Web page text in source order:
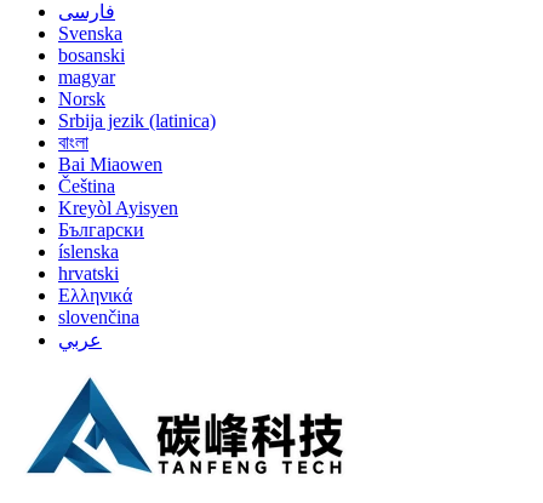
فارسی
Svenska
bosanski
magyar
Norsk
Srbija jezik (latinica)
বাংলা
Bai Miaowen
Čeština
Kreyòl Ayisyen
Български
íslenska
hrvatski
Ελληνικά
slovenčina
عربي